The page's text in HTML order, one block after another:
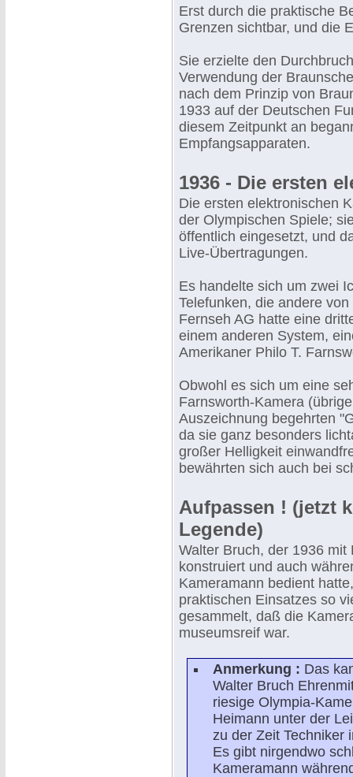
Erst durch die praktische
Grenzen sichtbar, und die
Sie erzielte den
Verwendung der
nach dem Prinzip von
1933 auf der Deutschen
diesem Zeitpunkt an
Empfangsapparaten.
1936 - Die ersten
Die ersten elektronischen
der Olympischen Spiele;
öffentlich eingesetzt, und
Live-Übertragungen.
Es handelte sich um zwei
Telefunken, die andere
Fernseh AG hatte eine
einem anderen System,
Amerikaner Philo T.
Obwohl es sich um eine
Farnsworth-Kamera
Auszeichnung begehrten
da sie ganz besonders
großer Helligkeit
bewährten sich auch bei
Aufpassen ! (jetzt
Legende)
Walter Bruch, der 1936
konstruiert und auch
Kameramann bedient
praktischen Einsatzes so
gesammelt, daß die
museumsreif war.
Anmerkung : Das
Walter Bruch
riesige Olympia-
Heimann unter der
zu der Zeit Techniker
Es gibt nirgendwo
Kameramann